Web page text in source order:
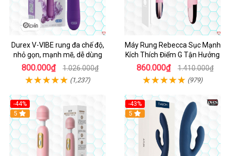
Durex V-VIBE rung đa chế độ,
nhỏ gọn, mạnh mẽ, dễ dùng
800.000₫ 1.026.000₫
(1,237)
Máy Rung Rebecca Sục Mạnh
Kích Thích Điểm G Tận Hưởng
860.000₫ 1.410.000₫
(979)
-44%
Hot
5
-43%
Hot
5